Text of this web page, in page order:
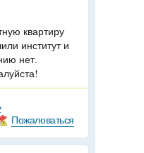
квартиру
институт и
нет.
Пожаловаться